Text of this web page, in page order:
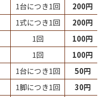
1台につき1回
200円
1式につき1回
200円
1回
100円
1回
100円
1台につき1回
50円
1脚につき1回
30円